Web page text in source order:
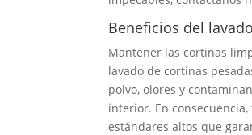
Beneficios del
Mantener las cortinas
lavado de cortinas
polvo, olores y
interior. En
estándares altos que